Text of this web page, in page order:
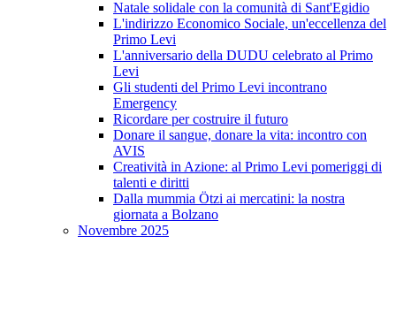
Natale solidale con la comunità di Sant'Egidio
L'indirizzo Economico Sociale, un'eccellenza del
Primo Levi
L'anniversario della DUDU celebrato al Primo
Levi
Gli studenti del Primo Levi incontrano
Emergency
Ricordare per costruire il futuro
Donare il sangue, donare la vita: incontro con
AVIS
Creatività in Azione: al Primo Levi pomeriggi di
talenti e diritti
Dalla mummia Ötzi ai mercatini: la nostra
giornata a Bolzano
Novembre 2025